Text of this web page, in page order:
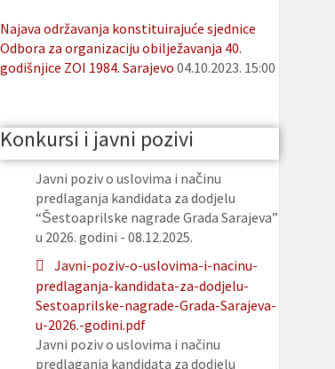
Najava održavanja konstituirajuće sjednice
Odbora za organizaciju obilježavanja 40.
godišnjice ZOI 1984. Sarajevo 04.10.2023. 15:00
Konkursi i javni pozivi
Javni poziv o uslovima i načinu
predlaganja kandidata za dodjelu
“Šestoaprilske nagrade Grada Sarajeva”
u 2026. godini - 08.12.2025.
Javni-poziv-o-uslovima-i-nacinu-
predlaganja-kandidata-za-dodjelu-
Sestoaprilske-nagrade-Grada-Sarajeva-
u-2026.-godini.pdf
Javni poziv o uslovima i načinu
predlaganja kandidata za dodjelu